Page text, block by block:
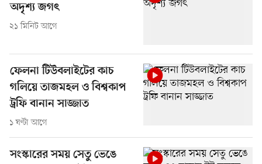
অদৃশ্য জগৎ
২১ মিনিট আগে
ফেলনা টিউবলাইটের কাচ
গলিয়ে তাজমহল ও বিশ্বকাপ
ট্রফি বানান সাজ্জাত
১ ঘণ্টা আগে
সংস্কারের সময় সেতু ভেঙে